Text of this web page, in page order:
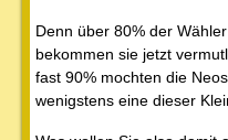
Denn über 80% der
bekommen sie jetzt
fast 90% mochten die
wenigstens eine dieser